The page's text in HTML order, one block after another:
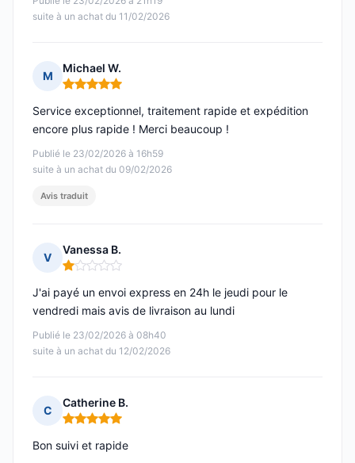
suite à un achat du 11/02/2026
M
Michael W.
Note : 5 sur 5
Publié le 23/02/2026 à 16h59
suite à un achat du 09/02/2026
Service exceptionnel, traitement rapide et expédition
encore plus rapide ! Merci beaucoup !
Avis traduit
V
Vanessa B.
Note : 1 sur 5
Publié le 23/02/2026 à 08h40
suite à un achat du 12/02/2026
J'ai payé un envoi express en 24h le jeudi pour le
vendredi mais avis de livraison au lundi
C
Catherine B.
Note : 5 sur 5
Bon suivi et rapide